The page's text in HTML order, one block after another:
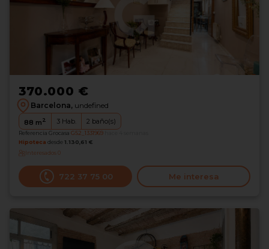
370.000 €
Barcelona, undefined
88 m2 3 Hab. 2 baño(s)
Referencia Grocasa G52_1331969
Hipoteca desde 1.130,61 €
Interesados0
722 37 75 00 Me interesa